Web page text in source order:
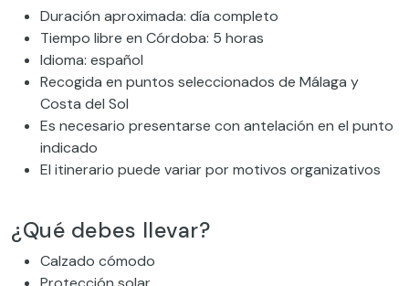
Duración aproximada: día completo
Tiempo libre en Córdoba: 5 horas
Idioma: español
Recogida en puntos seleccionados de Málaga y
Costa del Sol
Es necesario presentarse con antelación en el punto
indicado
El itinerario puede variar por motivos organizativos
¿Qué debes llevar?
Calzado cómodo